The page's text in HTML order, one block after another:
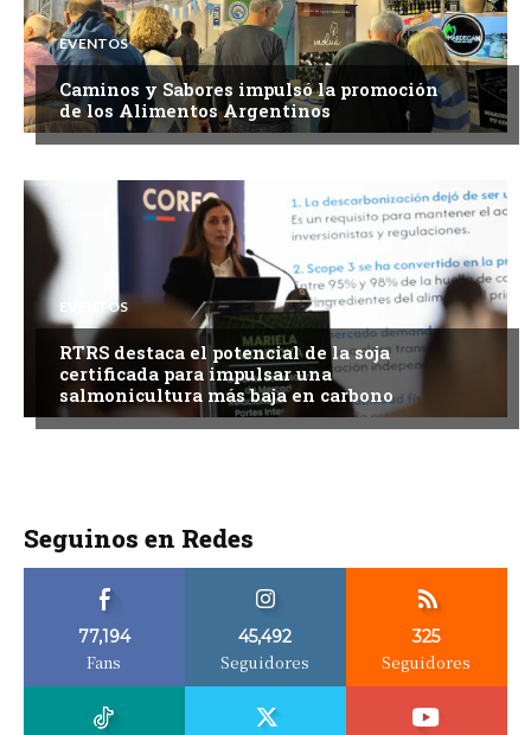
EVENTOS
Caminos y Sabores impulsó la promoción
de los Alimentos Argentinos
EVENTOS
RTRS destaca el potencial de la soja
certificada para impulsar una
salmonicultura más baja en carbono
Seguinos en Redes
77,194
Fans
45,492
Seguidores
325
Seguidores